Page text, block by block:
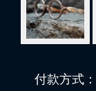
付款方式：